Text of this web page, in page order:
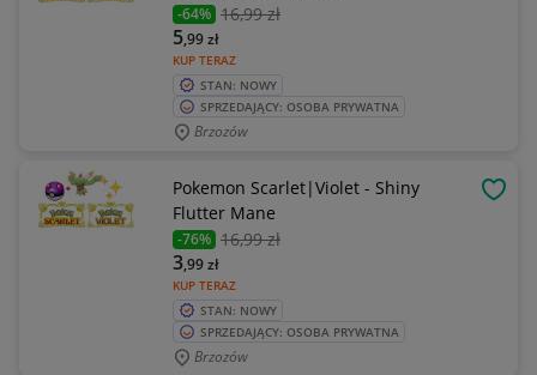
-64% 16,99 zł
KUP TERAZ
5,99zł
STAN: NOWY
SPRZEDAJĄCY: OSOBA PRYWATNA
Brzozów
Pokemon Scarlet|Violet - Shiny
Flutter Mane
-76% 16,99 zł
KUP TERAZ
3,99zł
STAN: NOWY
SPRZEDAJĄCY: OSOBA PRYWATNA
Brzozów